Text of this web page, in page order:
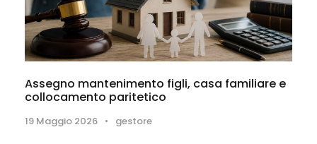
Assegno mantenimento figli, casa familiare e
collocamento paritetico
19 Maggio 2026 • gestore